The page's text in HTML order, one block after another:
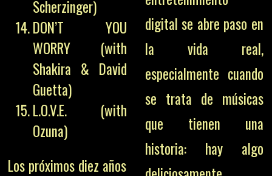
Scherzinger)
DON’T YOU
WORRY (with
Shakira & David
Guetta)
L.O.V.E. (with
Ozuna)
Los próximos diez años
digital se abre paso en
la vida real,
especialmente cuando
se trata de músicas
que tienen una
historia: hay algo